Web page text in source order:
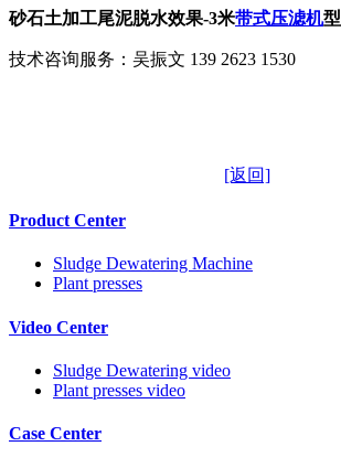
砂石土加工尾泥脱水效果-3米带式压滤机型
技术咨询服务：吴振文 139 2623 1530
[返回]
Product Center
Sludge Dewatering Machine
Plant presses
Video Center
Sludge Dewatering video
Plant presses video
Case Center